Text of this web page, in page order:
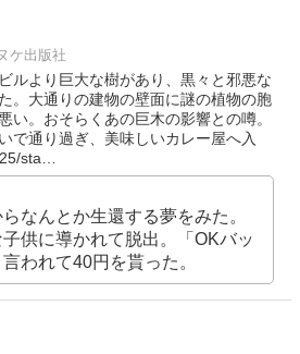
ケ出版社
ルより巨大な樹があり、黒々と邪悪な
。大通りの建物の壁面に謎の植物の胞
い。おそらくあの巨木の影響との噂。
で通り過ぎ、美味しいカレー屋へ入
sta…
なんとか生還する夢をみた。
供に導かれて脱出。「OKバッ
われて40円を貰った。